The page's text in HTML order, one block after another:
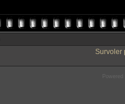
Survoler